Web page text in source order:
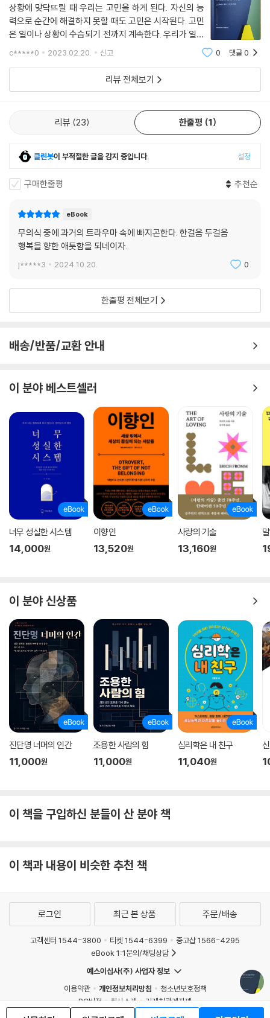
상황에 맞닥뜨릴 때 우리는 고민을 하게 된다. 자신의 능
력으로 순간에 해결하지 못할 때도 고민은 시작된다. 고민
은 일이나 상황이 수습되기 전까지 계속한다. 우리가 일상
에서 하루 마주치는 문제에 '오만 가지' 생각이 다 떠오른
의 에너지를 모두 쏟아붓기도 한다.
c*****0 2023.02.20. 신고 0 댓글0
리뷰 전체보기
리뷰 23 한줄평 1
클린봇이 부적절한 글을 감지 중입니다. 설정
구매한줄평 추천순
eBook
무의식 중에 과거의 트라우마 속에 빠지곤한다. 한걸음 두걸음
행복을 향한 애틋함을 되네이자.
j*****3 2024.10.20. 0
한줄평 전체보기
배송/반품/교환 안내
이 분야 베스트셀러
너무 성실한 시스템
14,000원
이향인
13,520원
사랑의 기술
13,160원
이 분야 신상품
진단명 너머의 인간
11,000원
조용한 사람의 힘
11,000원
심리학은 내 친구
11,040원
이 책을 구입하신 분들이 산 분야 책
이 책과 내용이 비슷한 추천 책
로그인 최근 본 상품 주문/배송
고객센터 1544-3800 티켓 1544-6399
중고샵 1566-4295
eBook 1:1문의/채팅상담
예스이십사(주) 사업자 정보
이용약관
개인정보처리방침
청소년보호정책
PC버전
회사소개
거래처관계자께